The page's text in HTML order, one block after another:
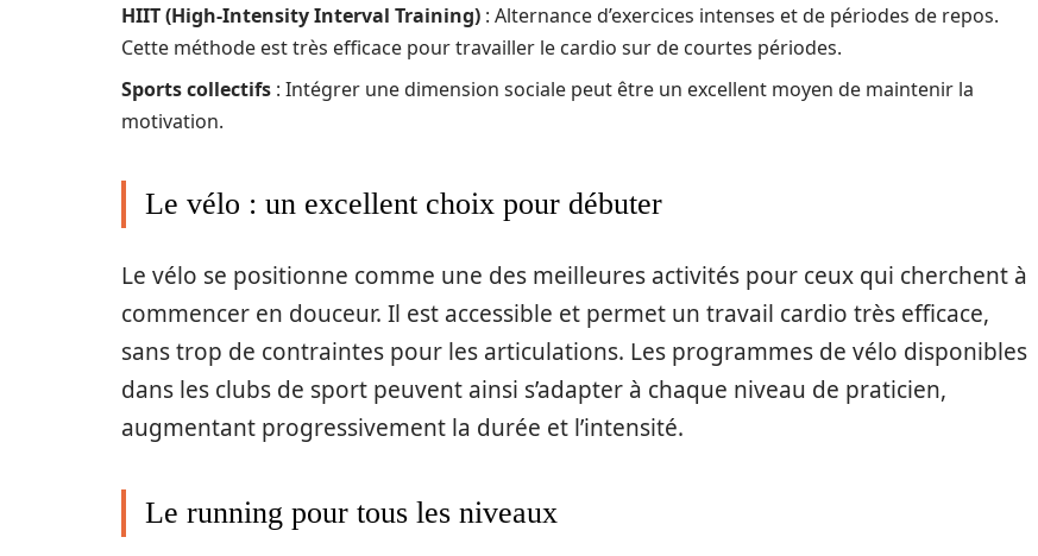
HIIT (High-Intensity Interval Training) : Alternance d’exercices intenses et de périodes de repos.
Cette méthode est très efficace pour travailler le cardio sur de courtes périodes.
Sports collectifs : Intégrer une dimension sociale peut être un excellent moyen de maintenir la
motivation.
Le vélo : un excellent choix pour débuter
Le vélo se positionne comme une des meilleures activités pour ceux qui cherchent à
commencer en douceur. Il est accessible et permet un travail cardio très efficace,
sans trop de contraintes pour les articulations. Les programmes de vélo disponibles
dans les clubs de sport peuvent ainsi s’adapter à chaque niveau de praticien,
augmentant progressivement la durée et l’intensité.
Le running pour tous les niveaux